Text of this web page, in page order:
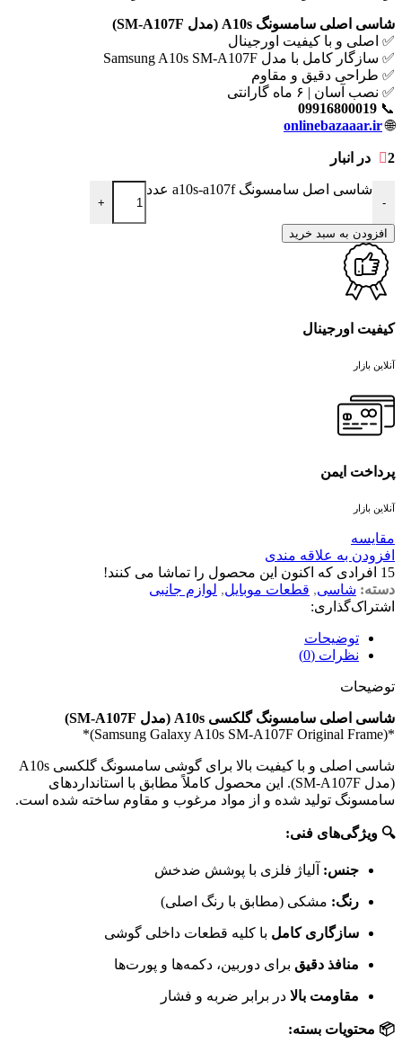
شاسی اصلی سامسونگ A10s (مدل SM-A107F)
✅ اصلی و با کیفیت اورجینال
✅ سازگار کامل با مدل Samsung A10s SM-A107F
✅ طراحی دقیق و مقاوم
✅ نصب آسان | ۶ ماه گارانتی
📞
09916800019
🌐
onlinebazaaar.ir
2 در انبار
-
شاسی اصل سامسونگ a10s-a107f عدد
+
افزودن به سبد خرید
کیفیت اورجینال
آنلاین بازار
پرداخت ایمن
آنلاین بازار
مقايسه
افزودن به علاقه مندی
15 افرادی که اکنون این محصول را تماشا می کنند!
دسته: شاسی, قطعات موبایل, لوازم جانبی
اشتراک‌گذاری:
توضیحات
نظرات (0)
توضیحات
شاسی اصلی سامسونگ گلکسی A10s (مدل SM-A107F)
*(Samsung Galaxy A10s SM-A107F Original Frame)*
شاسی اصلی و با کیفیت بالا برای گوشی سامسونگ گلکسی A10s
(مدل SM-A107F). این محصول کاملاً مطابق با استانداردهای
سامسونگ تولید شده و از مواد مرغوب و مقاوم ساخته شده است.
🔍 ویژگی‌های فنی:
جنس: آلیاژ فلزی با پوشش ضدخش
رنگ: مشکی (مطابق با رنگ اصلی)
سازگاری کامل با کلیه قطعات داخلی گوشی
منافذ دقیق برای دوربین، دکمه‌ها و پورت‌ها
مقاومت بالا در برابر ضربه و فشار
📦 محتویات بسته: